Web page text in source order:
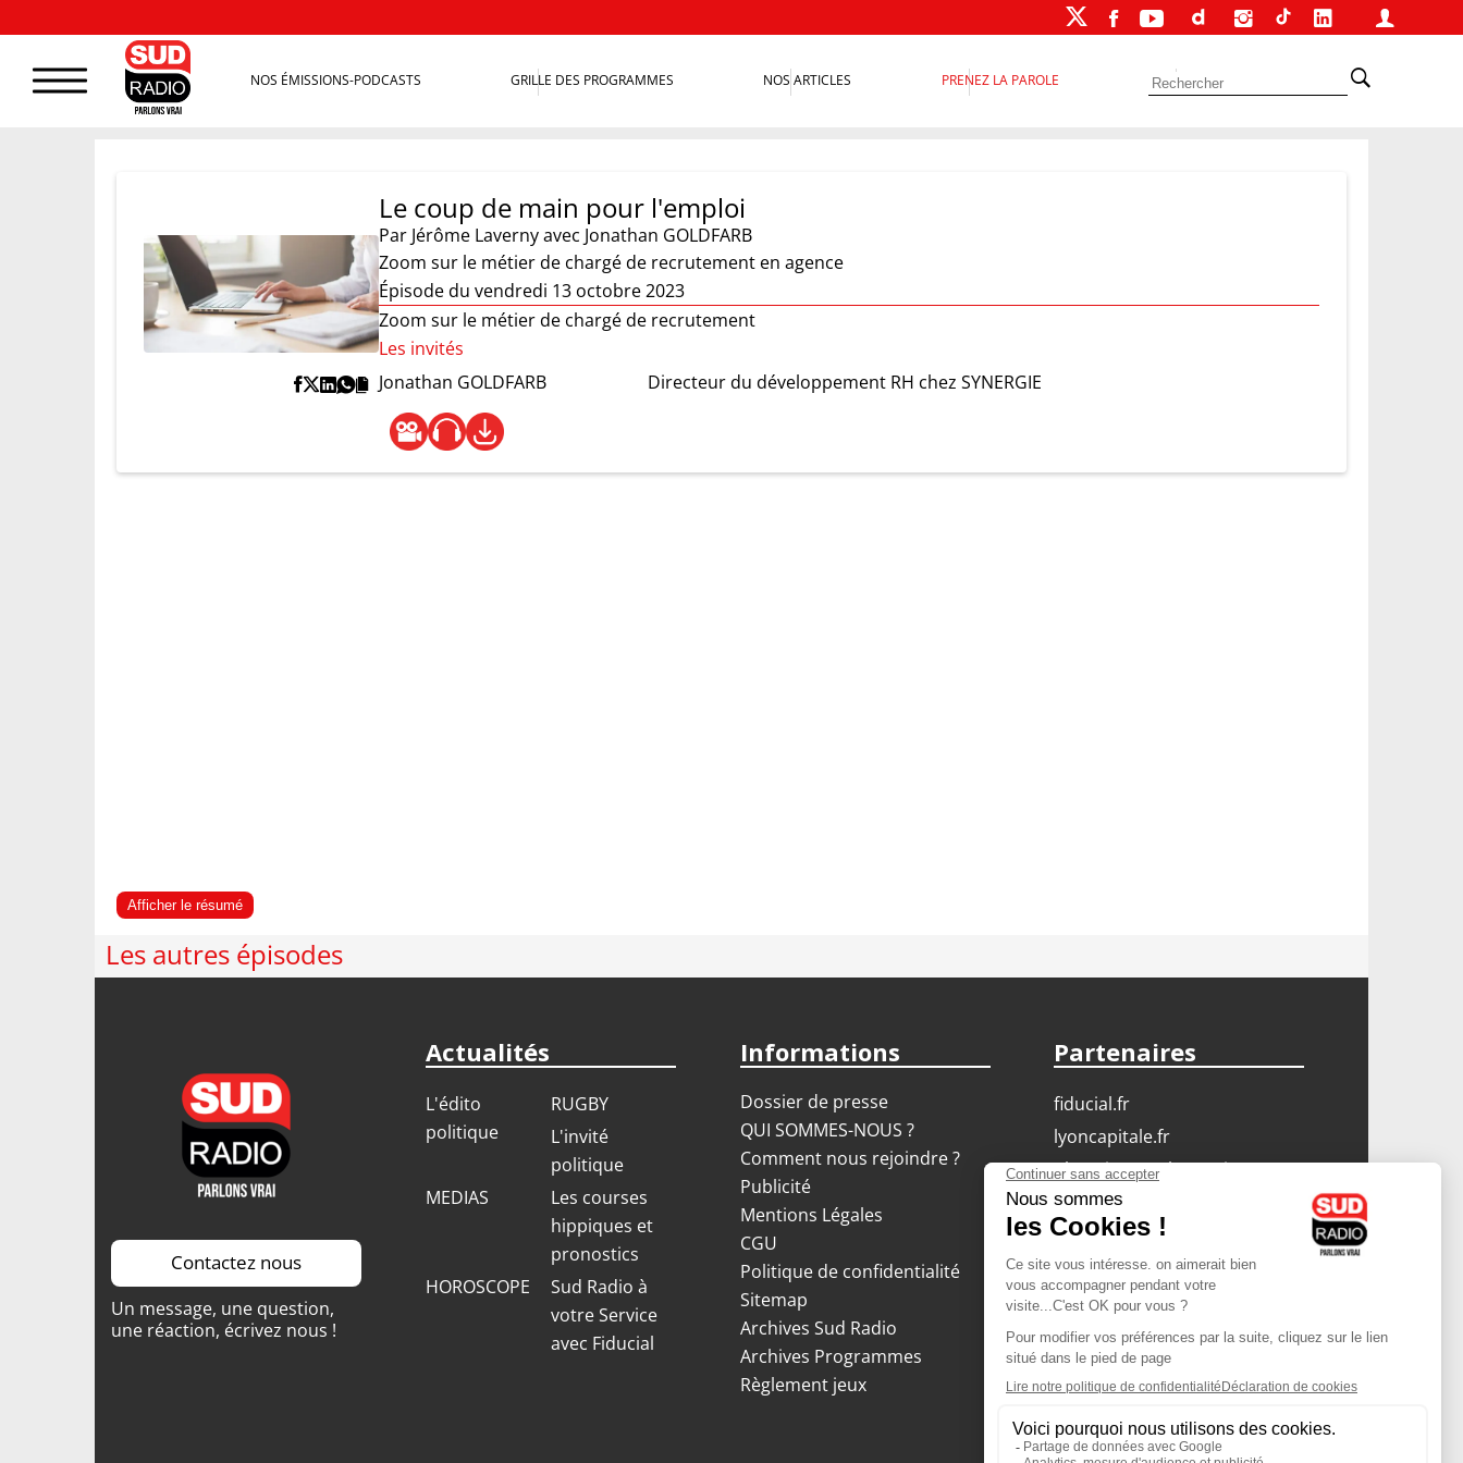
NOS ÉMISSIONS-PODCASTS GRILLE DES PROGRAMMES NOS ARTICLES PRENEZ LA PAROLE
Le coup de main pour l'emploi
Par Jérôme Lavernyavec Jonathan GOLDFARB
Zoom sur le métier de chargé de recrutement en agence
Épisode du vendredi 13 octobre 2023
Zoom sur le métier de chargé de recrutement
Les invités
Jonathan GOLDFARB
Directeur du développement RH chez SYNERGIE
Afficher le résumé
Les autres épisodes
Contactez nous
Un message, une question,
une réaction, écrivez nous !
Actualités
L'édito
politique
RUGBY
L'invité
politique
MEDIAS
Les courses
hippiques et
pronostics
HOROSCOPE
Sud Radio à
votre Service
avec Fiducial
Informations
Dossier de presse
QUI SOMMES-NOUS ?
Comment nous rejoindre ?
Publicité
Mentions Légales
CGU
Politique de confidentialité
Sitemap
Archives Sud Radio
Archives Programmes
Règlement jeux
Partenaires
fiducial.fr
lyoncapitale.fr
olympique-et-lyonnais.com
L'application Iphone
/ Android
Téléchargez l'application
Les cookies